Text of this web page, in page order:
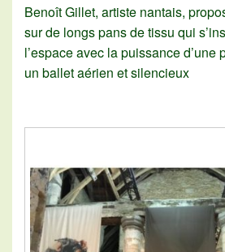
Benoît Gillet, artiste nantais,
sur de longs pans de tissu qui
l’espace avec la puissance d’une
un ballet aérien et silencieux